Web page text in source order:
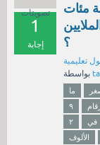
تصويتات
1
إجابة
مئات
؟
تعليمية
ما
٩
۲
في
الألوف